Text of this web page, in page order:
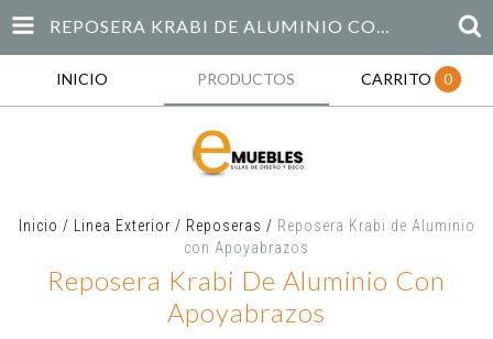
REPOSERA KRABI DE ALUMINIO CON APOYABRAZOS
INICIO PRODUCTOS CARRITO 0
Inicio / Linea Exterior / Reposeras / Reposera Krabi de Aluminio
con Apoyabrazos
Reposera Krabi De Aluminio Con
Apoyabrazos